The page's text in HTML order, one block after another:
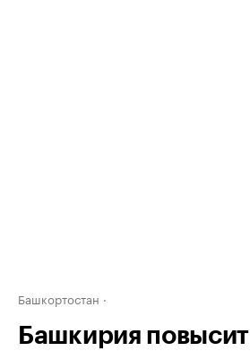
Башкортостан
Башкирия повысит